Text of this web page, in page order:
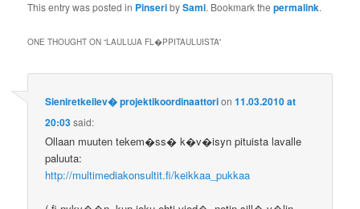
This entry was posted in PinseribySami. Bookmark thepermalink.
ONE THOUGHT ON “LAULUJA FL�PPITAULUISTA”
Sieniretkeilev� projektikoordinaattorion11.03.2010 at
20:03said:
Ollaan muuten tekem�ss� k�v�isyn pituista lavalle
paluuta:
http://multimediakonsultit.fi/keikkaa_pukkaa